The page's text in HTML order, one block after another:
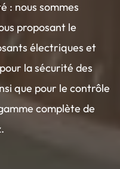
: nous sommes
proposant le
électriques et
la sécurité des
que pour le contrôle
complète de